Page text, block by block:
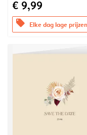
€ 9,99
offers Elke dag lage prijzen